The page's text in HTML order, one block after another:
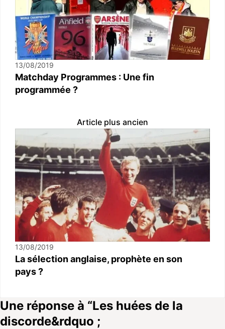
13/08/2019
Matchday Programmes : Une fin
programmée ?
Article plus ancien
13/08/2019
La sélection anglaise, prophète en son
pays ?
Une réponse à “Les huées de la
discorde&rdquo ;